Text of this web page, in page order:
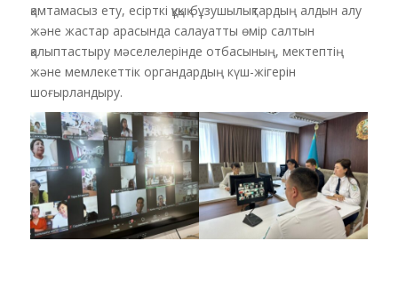
қамтамасыз ету, есірткі құқық бұзушылықтардың алдын алу
және жастар арасында салауатты өмір салтын
қалыптастыру мәселелерінде отбасының, мектептің
және мемлекеттік органдардың күш-жігерін
шоғырландыру.